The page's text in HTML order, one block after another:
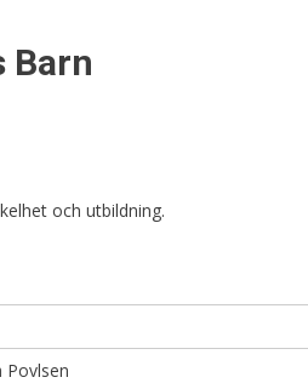
Barn
och utbildning.
Povlsen